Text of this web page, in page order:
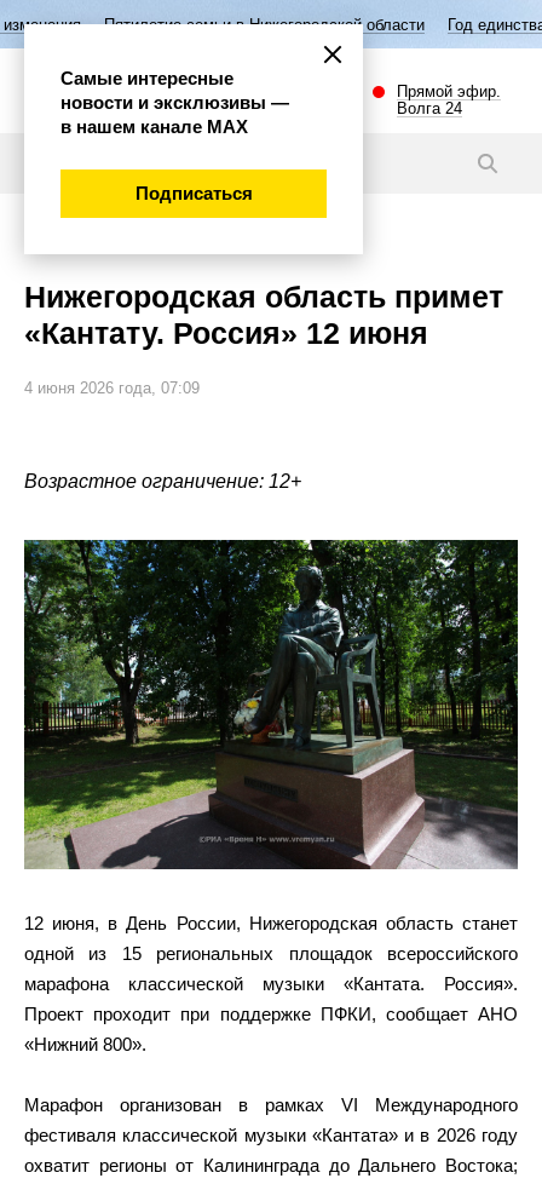
Пятилетие семьи в Нижегородской области Год единства народов
Прямой эфир.
Волга 24
Нижегородская область примет
«Кантату. Россия» 12 июня
4 июня 2026 года, 07:09
Возрастное ограничение: 12+
12 июня, в День России, Нижегородская область станет
одной из 15 региональных площадок всероссийского
марафона классической музыки «Кантата. Россия».
Проект проходит при поддержке ПФКИ, сообщает АНО
«Нижний 800».
Марафон организован в рамках VI Международного
фестиваля классической музыки «Кантата» и в 2026 году
охватит регионы от Калининграда до Дальнего Востока;
Самые интересные
новости и эксклюзивы —
в нашем канале МАХ
Подписаться